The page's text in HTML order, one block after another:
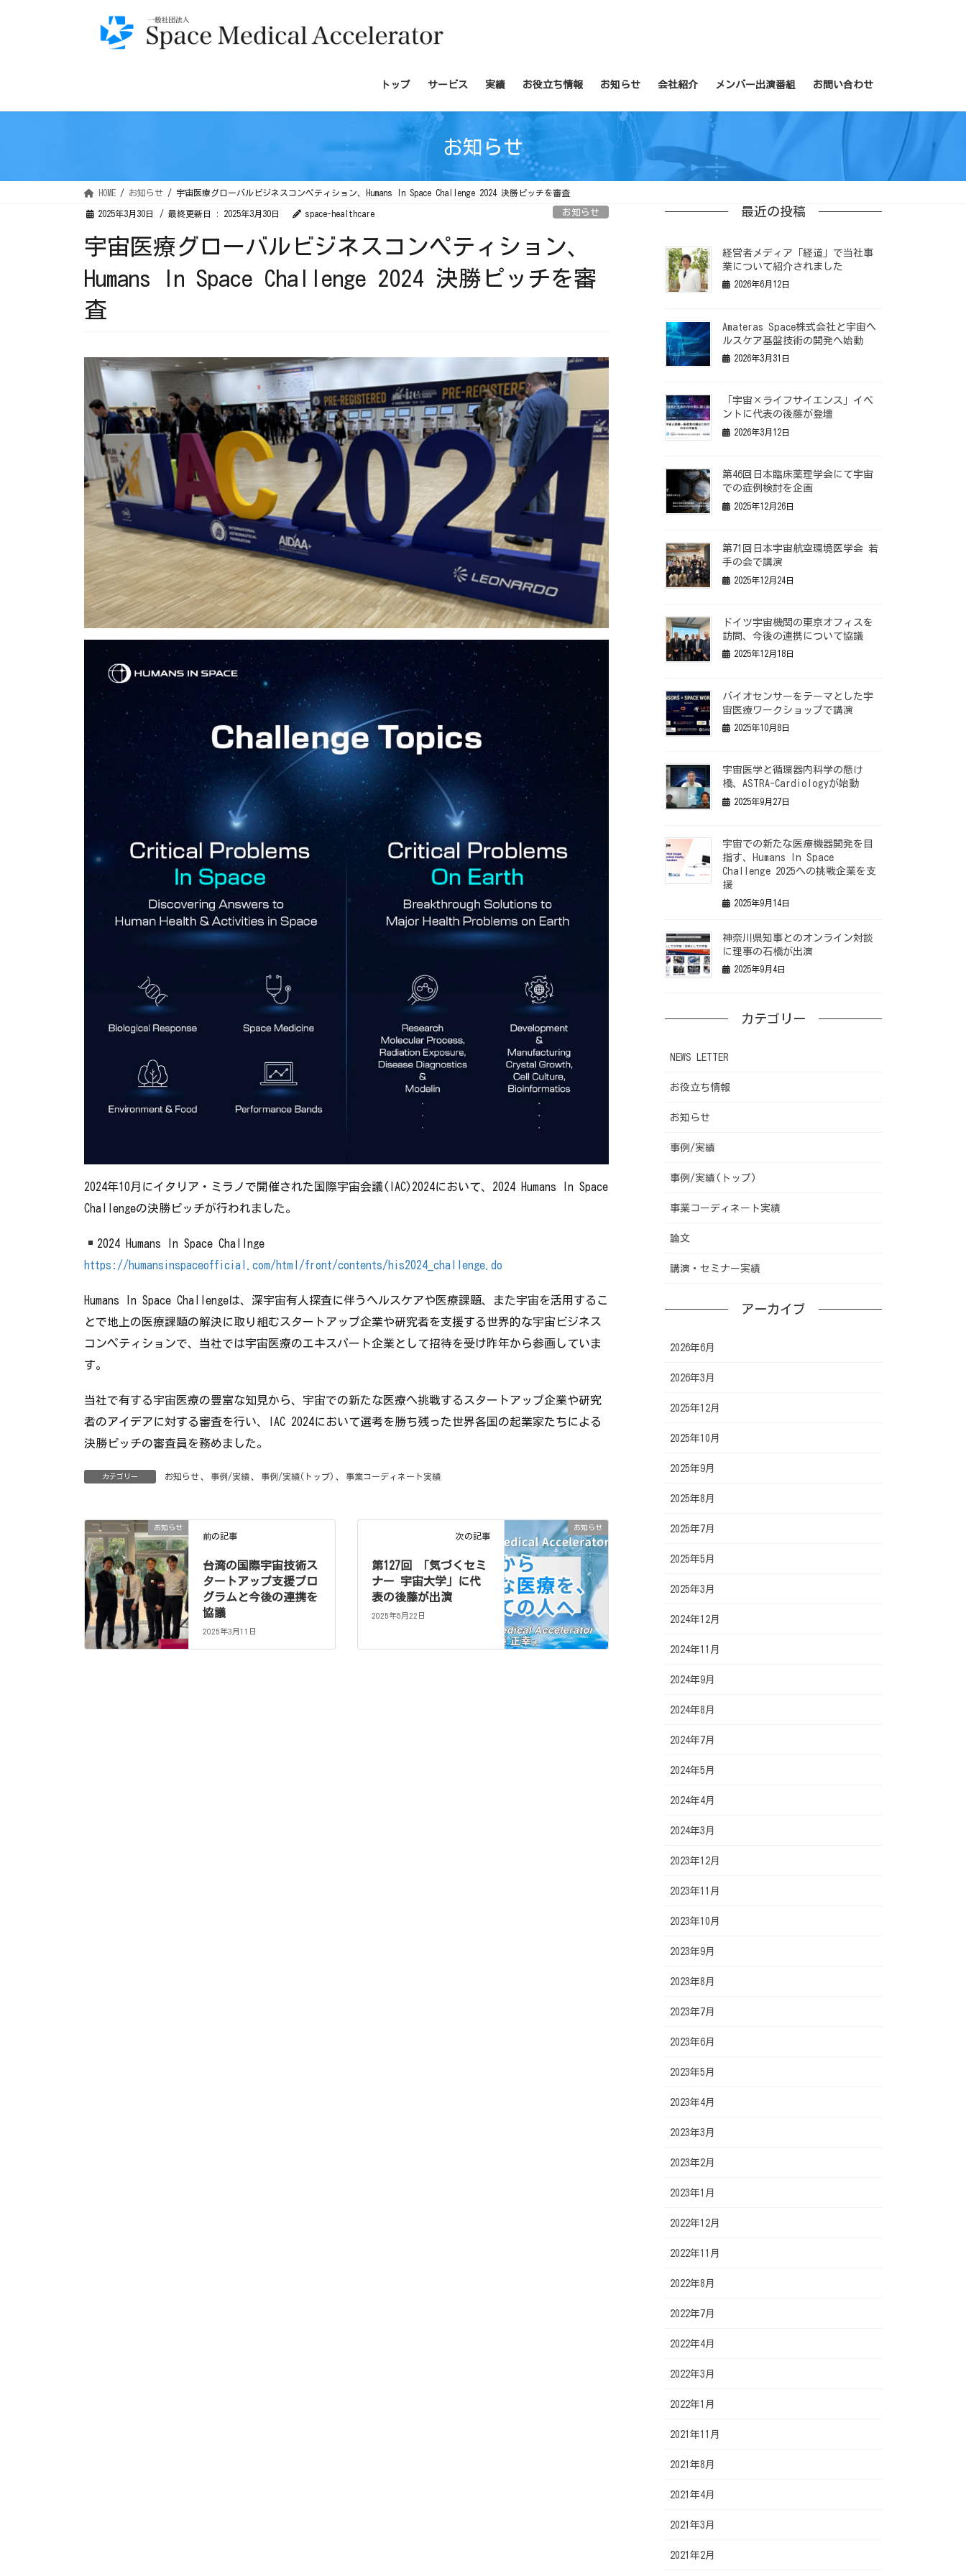
移
ン
トップ サービス 実績 お役立ち情報 お知らせ 会社紹介 メンバー出演番組 お問い合わせ
お知らせ
HOME お知らせ 宇宙医療グローバルビジネスコンペティション、Humans In Space Challenge 2024 決勝ピッチを審査
2025年3月30日 / 最終更新日 : 2025年3月30日 space-healthcare お知らせ
宇宙医療グローバルビジネスコンペティション、
Humans In Space Challenge 2024 決勝ピッチを審
査
2024年10月にイタリア・ミラノで開催された国際宇宙会議(IAC)2024において、2024 Humans In Space
Challengeの決勝ピッチが行われました。
2024 Humans In Space Challnge
https://humansinspaceofficial.com/html/front/contents/his2024_challenge.do
Humans In Space Challengeは、深宇宙有人探査に伴うヘルスケアや医療課題、また宇宙を活用するこ
とで地上の医療課題の解決に取り組むスタートアップ企業や研究者を支援する世界的な宇宙ビジネス
コンペティションで、当社では宇宙医療のエキスパート企業として招待を受け昨年から参画していま
す。
当社で有する宇宙医療の豊富な知見から、宇宙での新たな医療へ挑戦するスタートアップ企業や研究
者のアイデアに対する審査を行い、IAC 2024において選考を勝ち残った世界各国の起業家たちによる
決勝ピッチの審査員を務めました。
カテゴリー お知らせ、 事例/実績、 事例/実績(トップ) 、 事業コーディネート実績
お知らせ
前の記事
台湾の国際宇宙技術ス
タートアップ支援プロ
グラムと今後の連携を
協議
2025年3月11日
お知らせ
次の記事
第127回 「気づくセミ
ナー 宇宙大学」に代
表の後藤が出演
2025年5月22日
最近の投稿
経営者メディア「経道」で当社事
業について紹介されました
2026年6月12日
Amateras Space株式会社と宇宙ヘ
ルスケア基盤技術の開発へ始動
2026年3月31日
「宇宙×ライフサイエンス」イベ
ントに代表の後藤が登壇
2026年3月12日
第46回日本臨床薬理学会にて宇宙
での症例検討を企画
2025年12月26日
第71回日本宇宙航空環境医学会 若
手の会で講演
2025年12月24日
ドイツ宇宙機関の東京オフィスを
訪問、今後の連携について協議
2025年12月18日
バイオセンサーをテーマとした宇
宙医療ワークショップで講演
2025年10月8日
宇宙医学と循環器内科学の懸け
橋、ASTRA-Cardiologyが始動
2025年9月27日
宇宙での新たな医療機器開発を目
指す、Humans In Space
Challenge 2025への挑戦企業を支
援
2025年9月14日
神奈川県知事とのオンライン対談
に理事の石橋が出演
2025年9月4日
カテゴリー
NEWS LETTER
お役立ち情報
お知らせ
事例/実績
事例/実績(トップ)
事業コーディネート実績
論文
講演・セミナー実績
アーカイブ
2026年6月
2026年3月
2025年12月
2025年10月
2025年9月
2025年8月
2025年7月
2025年5月
2025年3月
2024年12月
2024年11月
2024年9月
2024年8月
2024年7月
2024年5月
2024年4月
2024年3月
2023年12月
2023年11月
2023年10月
2023年9月
2023年8月
2023年7月
2023年6月
2023年5月
2023年4月
2023年3月
2023年2月
2023年1月
2022年12月
2022年11月
2022年8月
2022年7月
2022年4月
2022年3月
2022年1月
2021年11月
2021年8月
2021年4月
2021年3月
2021年2月